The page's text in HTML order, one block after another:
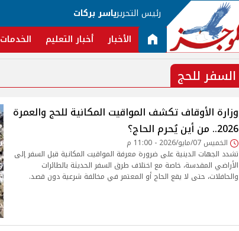
رئيس التحريرياسر بركات
الأخبار أخبار التعليم الخدمات
السفر للحج
وزارة الأوقاف تكشف المواقيت المكانية للحج والعمرة
2026.. من أين يُحرم الحاج؟
الخميس 07/مايو/2026 - 11:00 م
تشدد الجهات الدينية على ضرورة معرفة المواقيت المكانية قبل السفر إلى
الأراضي المقدسة، خاصة مع اختلاف طرق السفر الحديثة بالطائرات
والحافلات، حتى لا يقع الحاج أو المعتمر في مخالفة شرعية دون قصد.